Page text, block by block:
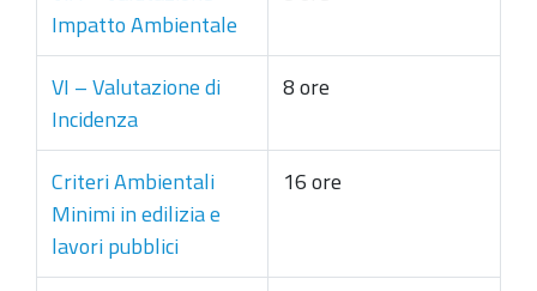
Impatto Ambientale
VI – Valutazione di
Incidenza
8 ore
Criteri Ambientali
Minimi in edilizia e
lavori pubblici
16 ore